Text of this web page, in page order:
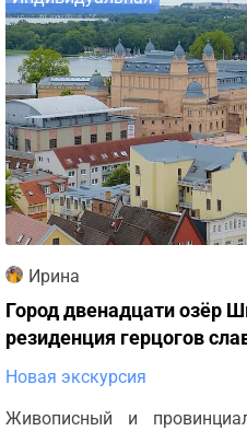
Ирина
Город двенадцати озёр
резиденция герцогов
Новая экскурсия
Живописный и